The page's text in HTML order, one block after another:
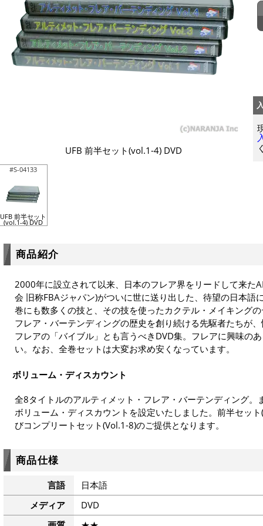
UFB 前半セット(vol.1-4) DVD
#S-04133
UFB 前半セット
(vol.1-4) DVD
商品紹介
2000年に設立されて以来、日本のフレア界をリードして来た
会 旧称FBAジャパン)がついに世に送り出した、待望の日本語
巻にも数多くの技と、その技を使ったカクテル・メイキング
フレア・バーテンディングの歴史を創り続ける先駆者たちが
フレアの「バイブル」とも言うべきDVD集。フレアに興味の
い。なお、全巻セットは大変お求め安くなっています。
ボリューム・ディスカウント
全8タイトルのアルティメット・フレア・バーテンディング。
ボリューム・ディスカウントを設定いたしました。前半セッ
びコンプリートセット(Vol.1-8)のご提供となります。
商品仕様
言語
日本語
メディア
DVD